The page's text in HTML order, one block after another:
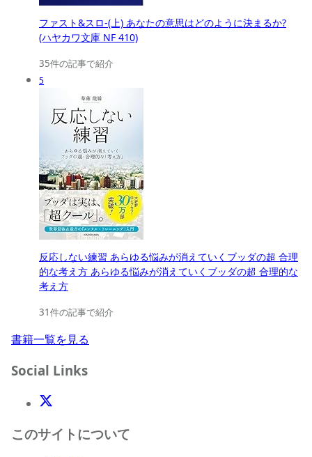
ファスト&スロ-(上) あなたの意思はどのように決まるか?
(ハヤカワ文庫 NF 410)
35件の記事で紹介
5
反応しない練習 あらゆる悩みが消えていくブッダの超 合理
的な考え方 あらゆる悩みが消えていくブッダの超 合理的な
考え方
31件の記事で紹介
書籍一覧を見る
Social Links
X(Twitter)
このサイトについて